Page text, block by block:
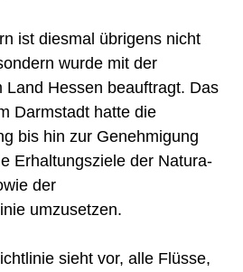
ist diesmal übrigens nicht
wurde mit der
Land Hessen beauftragt. Das
Darmstadt hatte die
bis hin zur Genehmigung
Erhaltungsziele der Natura-
der
umzusetzen.
sieht vor, alle Flüsse,